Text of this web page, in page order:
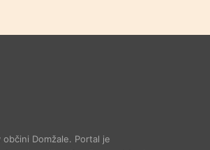
Domžale. Portal je